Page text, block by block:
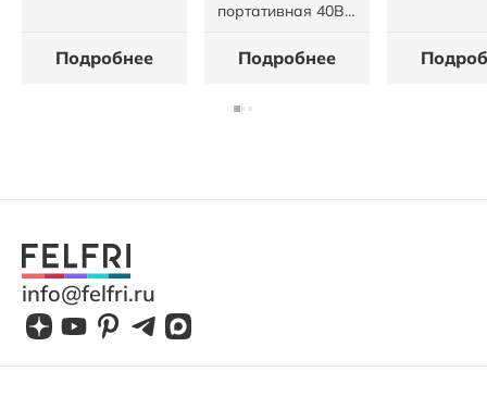
Подробнее
портативная 40Вт
Подробнее
info@felfri.ru